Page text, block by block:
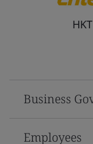
Business
Employees